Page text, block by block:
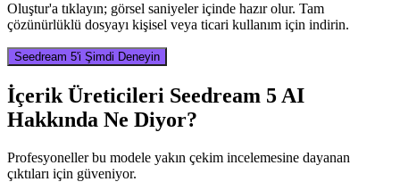
Oluştur'a tıklayın; görsel saniyeler içinde hazır olur. Tam
çözünürlüklü dosyayı kişisel veya ticari kullanım için indirin.
Seedream 5'i Şimdi Deneyin
İçerik Üreticileri Seedream 5 AI
Hakkında Ne Diyor?
Profesyoneller bu modele yakın çekim incelemesine dayanan
çıktıları için güveniyor.